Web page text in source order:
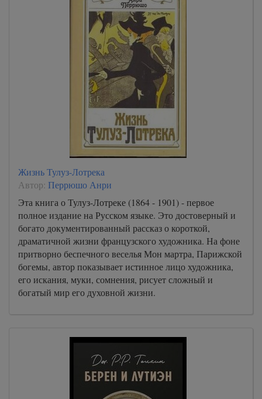
Жизнь Тулуз-Лотрека
Автор: Перрюшо Анри
Эта книга о Тулуз-Лотреке (1864 - 1901) - первое
полное издание на Русском языке. Это достоверный и
богато документированный рассказ о короткой,
драматичной жизни французского художника. На фоне
притворно беспечного веселья Мон мартра, Парижской
богемы, автор показывает истинное лицо художника,
его искания, муки, сомнения, рисует сложный и
богатый мир его духовной жизни.